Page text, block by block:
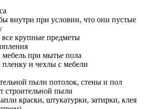
внутри при условии, что они пустые
крупные предметы
при мытье пола
и чехлы с мебели
пыли потолок, стены и пол
строительной пыли
краски, штукатурки, затирки, клея